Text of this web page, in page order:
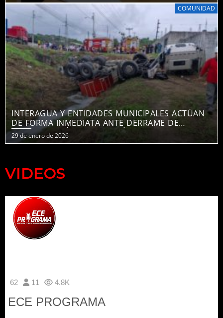
COMUNIDAD
INTERAGUA Y ENTIDADES MUNICIPALES ACTÚAN
DE FORMA INMEDIATA ANTE DERRAME DE
MATERIAL QUÍMICO EN LA VÍA A DAULE
29 de enero de 2026
VIDEOS
62 11 4.8K
ECE PROGRAMA